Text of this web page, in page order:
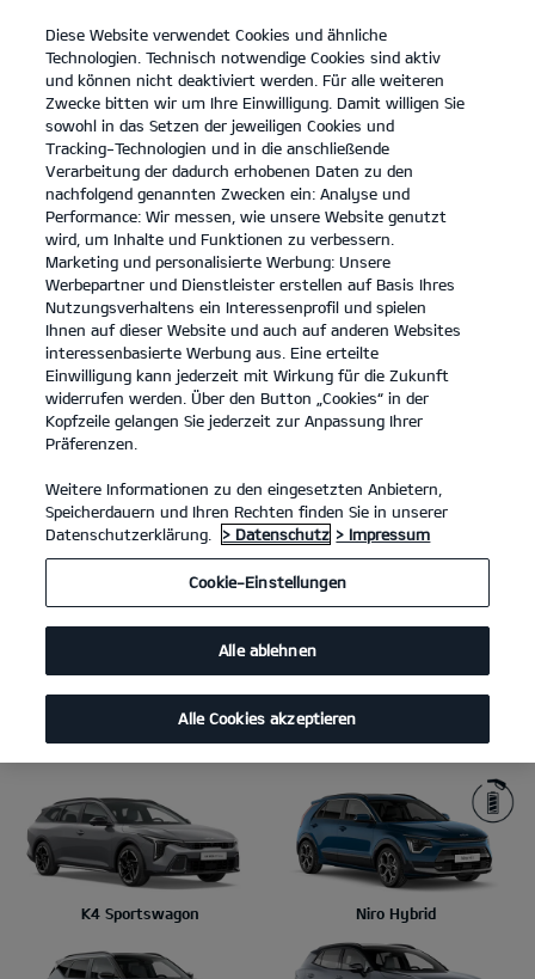
open
menu
KONTAKT
KONFIGURATOR
KONFIGURATOR
Konfiguriere deinen Kia
undefined
Kategorie :
Alle Fahrzeuge
K4 Sportswagon Niro Hybrid
Diese Website verwendet Cookies und ähnliche
Technologien. Technisch notwendige Cookies sind aktiv
und können nicht deaktiviert werden. Für alle weiteren
Zwecke bitten wir um Ihre Einwilligung. Damit willigen Sie
sowohl in das Setzen der jeweiligen Cookies und
Tracking-Technologien und in die anschließende
Verarbeitung der dadurch erhobenen Daten zu den
nachfolgend genannten Zwecken ein: Analyse und
Performance: Wir messen, wie unsere Website genutzt
wird, um Inhalte und Funktionen zu verbessern.
Marketing und personalisierte Werbung: Unsere
Werbepartner und Dienstleister erstellen auf Basis Ihres
Nutzungsverhaltens ein Interessenprofil und spielen
Ihnen auf dieser Website und auch auf anderen Websites
interessenbasierte Werbung aus. Eine erteilte
Einwilligung kann jederzeit mit Wirkung für die Zukunft
widerrufen werden. Über den Button „Cookies“ in der
Kopfzeile gelangen Sie jederzeit zur Anpassung Ihrer
Präferenzen.
Weitere Informationen zu den eingesetzten Anbietern,
Speicherdauern und Ihren Rechten finden Sie in unserer
Datenschutzerklärung.
> Datenschutz > Impressum
Cookie-Einstellungen
Alle ablehnen
Alle Cookies akzeptieren